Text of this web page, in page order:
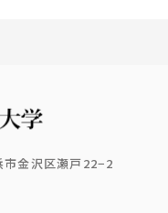
金沢区瀬戸22−2